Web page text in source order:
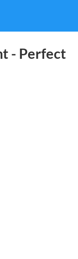
- Perfect